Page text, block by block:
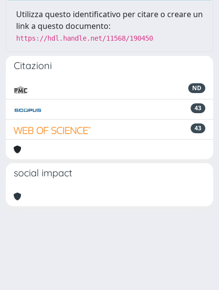
Utilizza questo identificativo per citare o creare un
link a questo documento:
https://hdl.handle.net/11568/190450
Citazioni
ND
43
43
social impact